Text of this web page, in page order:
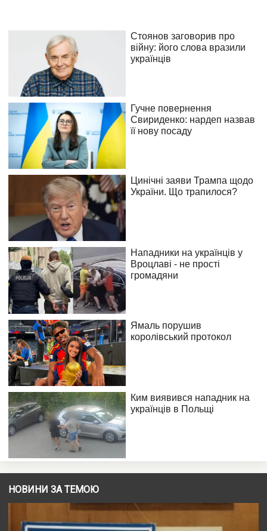
НОВИНИ ЗА ТЕМОЮ